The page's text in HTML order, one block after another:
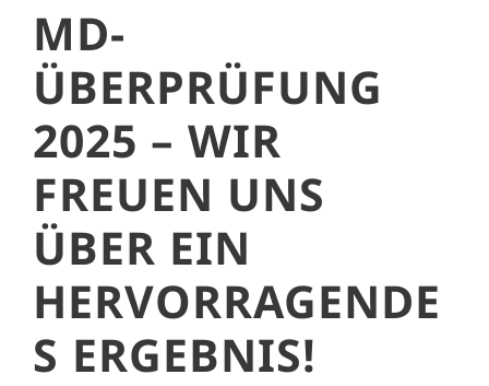
MD-
ÜBERPRÜFUNG
2025 – WIR
FREUEN UNS
ÜBER EIN
HERVORRAGENDE
S ERGEBNIS!